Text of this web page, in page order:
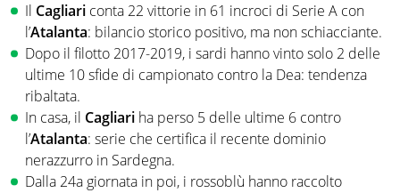
Il Cagliari conta 22 vittorie in 61 incroci di Serie A con
l’Atalanta: bilancio storico positivo, ma non schiacciante.
Dopo il filotto 2017-2019, i sardi hanno vinto solo 2 delle
ultime 10 sfide di campionato contro la Dea: tendenza
ribaltata.
In casa, il Cagliari ha perso 5 delle ultime 6 contro
l’Atalanta: serie che certifica il recente dominio
nerazzurro in Sardegna.
Dalla 24a giornata in poi, i rossoblù hanno raccolto